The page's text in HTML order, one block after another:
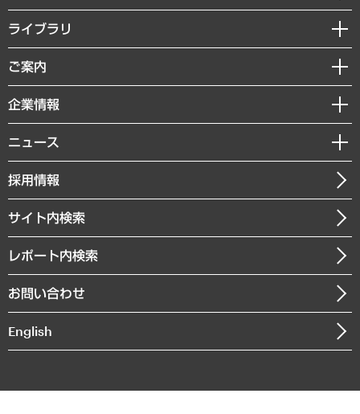
経営戦略
組織・人事戦略
デジタルイノベーション
共生・ダイバーシティ
GRC（ガバナンス・リスク・コンプライアンス）・防災（政策）
経済・産業・雇用・労働
まちづくり・観光・交通・スポーツ・スマートシティ
自然資源・農林水産業・食料システム
ライブラリ
経済調査
レポート
コラム
経営用語集
受託・受注実績（官公庁関連）
メディア掲載・出演
ご案内
セミナー・イベント情報
MUFGビジネスセミナー
受託案件情報
企業情報
私たちの想い
社長メッセージ
会社概要
沿革
組織図・本部部室紹介
インドネシア現地法人
個人情報保護方針
ニュース
ニュースリリース
お知らせ
採用情報
サイト内検索
レポート内検索
お問い合わせ
English